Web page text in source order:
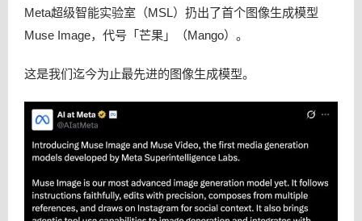
Meta超级智能实验室（MSL）扔出了首个图像生成模型
Muse Image，代号「芒果」（Mango）。
这是我们迄今为止最先进的图像生成模型。